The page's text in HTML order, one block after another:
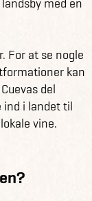
For at se nogle
kan
del
ind i landet til
vine.